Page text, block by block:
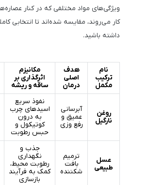
ویژگی‌های مواد مختلفی که در کنار
کار می‌روند، مقایسه شده‌اند تا انتخابی
داشته باشید.
نام
ترکیب
مکمل
هدف
اصلی
درمان
مکانیزم
اثرگذاری بر
ساقه و ریشه
روغن
نارگیل
آبرسانی
عمیق و
رفع وزی
نفوذ سریع
اسیدهای چرب
به درون
کوتیکول و
حبس رطوبت
عسل
طبیعی
ترمیم
بافت
شکننده
جذب و
نگهداری
رطوبت محیط،
کمک به فرآیند
بازسازی